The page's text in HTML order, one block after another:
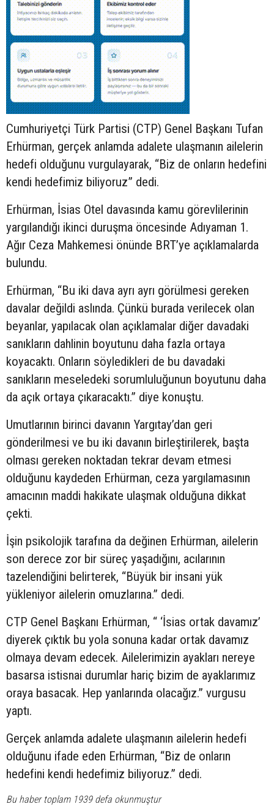
Cumhuriyetçi Türk Partisi (CTP) Genel Başkanı Tufan
Erhürman, gerçek anlamda adalete ulaşmanın ailelerin
hedefi olduğunu vurgulayarak, “Biz de onların hedefini
kendi hedefimiz biliyoruz” dedi.
Erhürman, İsias Otel davasında kamu görevlilerinin
yargılandığı ikinci duruşma öncesinde Adıyaman 1.
Ağır Ceza Mahkemesi önünde BRT’ye açıklamalarda
bulundu.
Erhürman, “Bu iki dava ayrı ayrı görülmesi gereken
davalar değildi aslında. Çünkü burada verilecek olan
beyanlar, yapılacak olan açıklamalar diğer davadaki
sanıkların dahlinin boyutunu daha fazla ortaya
koyacaktı. Onların söyledikleri de bu davadaki
sanıkların meseledeki sorumluluğunun boyutunu daha
da açık ortaya çıkaracaktı.” diye konuştu.
Umutlarının birinci davanın Yargıtay’dan geri
gönderilmesi ve bu iki davanın birleştirilerek, başta
olması gereken noktadan tekrar devam etmesi
olduğunu kaydeden Erhürman, ceza yargılamasının
amacının maddi hakikate ulaşmak olduğuna dikkat
çekti.
İşin psikolojik tarafına da değinen Erhürman, ailelerin
son derece zor bir süreç yaşadığını, acılarının
tazelendiğini belirterek, “Büyük bir insani yük
yükleniyor ailelerin omuzlarına.” dedi.
CTP Genel Başkanı Erhürman, “ ‘İsias ortak davamız’
diyerek çıktık bu yola sonuna kadar ortak davamız
olmaya devam edecek. Ailelerimizin ayakları nereye
basarsa istisnai durumlar hariç bizim de ayaklarımız
oraya basacak. Hep yanlarında olacağız.” vurgusu
yaptı.
Gerçek anlamda adalete ulaşmanın ailelerin hedefi
olduğunu ifade eden Erhürman, “Biz de onların
hedefini kendi hedefimiz biliyoruz.” dedi.
Bu haber toplam 1939 defa okunmuştur